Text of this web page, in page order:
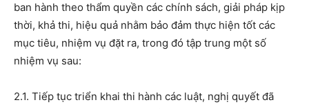
ban hành theo thẩm quyền các chính sách, giải pháp kịp
thời, khả thi, hiệu quả nhằm bảo đảm thực hiện tốt các
mục tiêu, nhiệm vụ đặt ra, trong đó tập trung một số
nhiệm vụ sau:
2.1. Tiếp tục triển khai thi hành các luật, nghị quyết đã